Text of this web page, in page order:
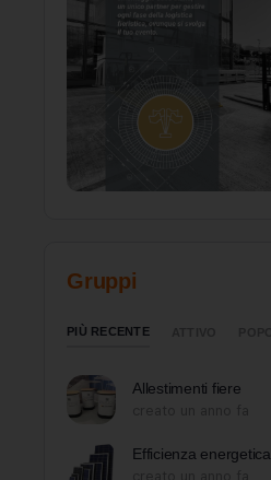
Gruppi
PIÙ RECENTE
Allestimenti fiere
Efficienza energetica